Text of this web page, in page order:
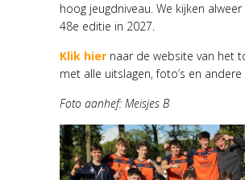
hoog jeugdniveau. We kijken
48e editie in 2027.
Klik hier naar de website van het
met alle uitslagen, foto’s en
Foto aanhef: Meisjes B